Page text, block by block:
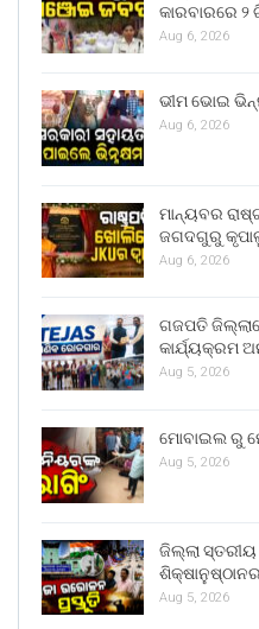
କାରବାରରେ
Aug 6, 2026
ଭୀମ ଭୋଇ
Aug 6, 2026
ମାନ୍ୟବର
ଜଗଦଗୁରୁ
Aug 6, 2026
ଗଜପତି
କାର୍ଯ୍ୟକ୍ରମ
Aug 5, 2026
ମୋବାଇଲ ରୁ
Aug 5, 2026
ଜିଲ୍ଲା
Aug 5, 2026